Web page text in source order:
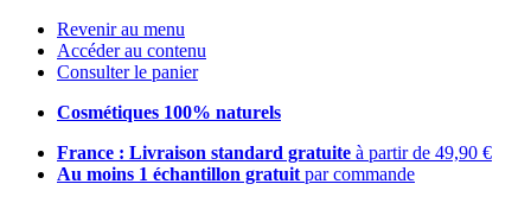
Revenir au menu
Accéder au contenu
Consulter le panier
Cosmétiques 100% naturels
France : Livraison standard gratuite à partir de 49,90 €
Au moins 1 échantillon gratuit par commande